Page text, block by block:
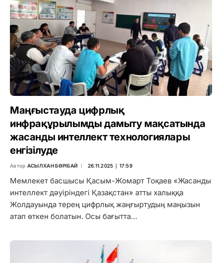
Маңғыстауда цифрлық
инфрақұрылымды дамыту мақсатында
жасанды интеллект технологиялары
енгізілуде
Автор АСЫЛХАН БӨРІБАЙ 26.11.2025 ∣ 17:59
Мемлекет басшысы Қасым-Жомарт Тоқаев «Жасанды
интеллект дәуіріндегі Қазақстан» атты халыққа
Жолдауында терең цифрлық жаңғыртудың маңызын
атап өткен болатын. Осы бағытта…